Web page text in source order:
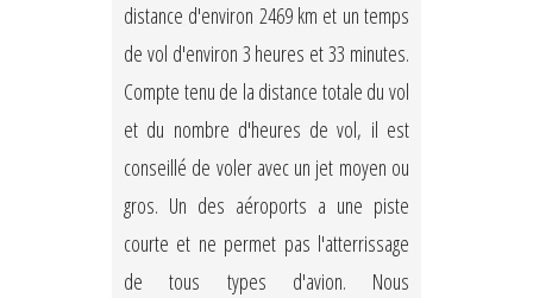
distance d'environ 2469 km et un temps
de vol d'environ 3 heures et 33 minutes.
Compte tenu de la distance totale du vol
et du nombre d'heures de vol, il est
conseillé de voler avec un jet moyen ou
gros. Un des aéroports a une piste
courte et ne permet pas l'atterrissage
de tous types d'avion. Nous